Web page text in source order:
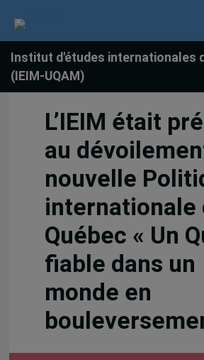
Institut d'études internationales
(IEIM-UQAM)
L’IEIM était
au
nouvelle
internationale
Québec « Un
fiable dans un
monde en